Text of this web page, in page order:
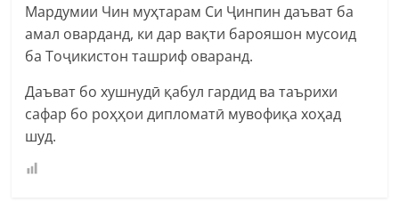
Мардумии Чин муҳтарам Си Ҷинпин даъват ба
амал оварданд, ки дар вақти барояшон мусоид
ба Тоҷикистон ташриф оваранд.
Даъват бо хушнудӣ қабул гардид ва таърихи
сафар бо роҳҳои дипломатӣ мувофиқа хоҳад
шуд.